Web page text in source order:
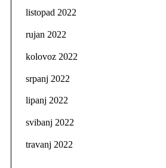
listopad 2022
rujan 2022
kolovoz 2022
srpanj 2022
lipanj 2022
svibanj 2022
travanj 2022